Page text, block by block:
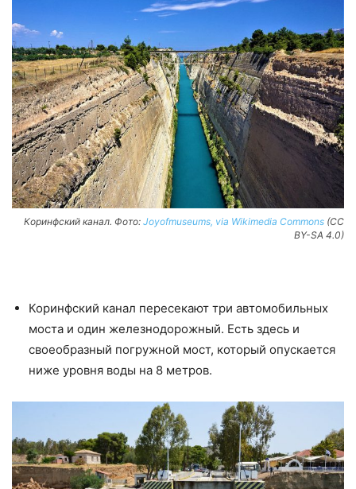
Коринфский канал. Фото: Joyofmuseums, via Wikimedia Commons (CC
BY-SA 4.0)
Коринфский канал пересекают три автомобильных
моста и один железнодорожный. Есть здесь и
своеобразный погружной мост, который опускается
ниже уровня воды на 8 метров.